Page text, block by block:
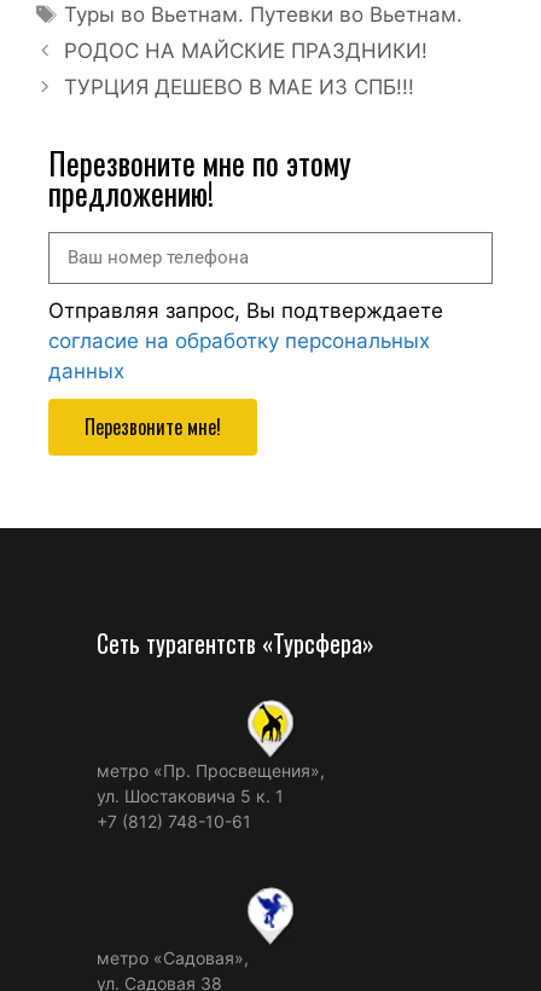
Туры во Вьетнам. Путевки во Вьетнам.
РОДОС НА МАЙСКИЕ ПРАЗДНИКИ!
ТУРЦИЯ ДЕШЕВО В МАЕ ИЗ СПБ!!!
Перезвоните мне по этому
предложению!
Отправляя запрос, Вы подтверждаете
согласие на обработку персональных
данных
Перезвоните мне!
Сеть турагентств «Турсфера»
метро «Пр. Просвещения»,
ул. Шостаковича 5 к. 1
+7 (812) 748-10-61
метро «Садовая»,
ул. Садовая 38